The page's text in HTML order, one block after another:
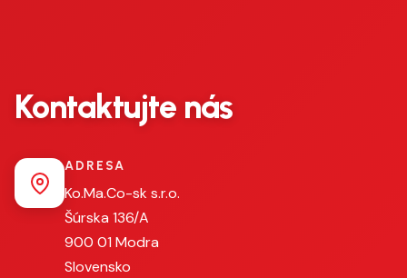
Kontaktujte nás
ADRESA
Ko.Ma.Co-sk s.r.o.
Šúrska 136/A
900 01 Modra
Slovensko